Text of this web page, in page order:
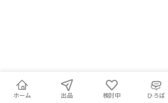
ホーム 出品 検討中 ひろば